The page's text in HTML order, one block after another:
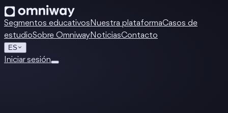
Segmentos educativos Nuestra plataformaCasos de
estudioSobre OmniwayNoticiasContacto
ES
Iniciar sesión